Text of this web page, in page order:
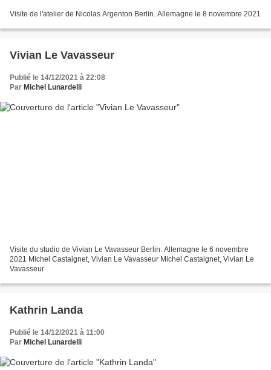
Visite de l'atelier de Nicolas Argenton Berlin. Allemagne le 8 novembre 2021
Vivian Le Vavasseur
Publié le 14/12/2021 à 22:08
Par Michel Lunardelli
Visite du studio de Vivian Le Vavasseur Berlin. Allemagne le 6 novembre
2021 Michel Castaignet, Vivian Le Vavasseur Michel Castaignet, Vivian Le
Vavasseur
Kathrin Landa
Publié le 14/12/2021 à 11:00
Par Michel Lunardelli